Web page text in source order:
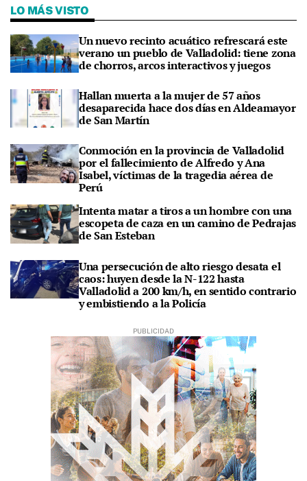
LO MÁS VISTO
Un nuevo recinto acuático refrescará este
verano un pueblo de Valladolid: tiene zona
de chorros, arcos interactivos y juegos
Hallan muerta a la mujer de 57 años
desaparecida hace dos días en Aldeamayor
de San Martín
Conmoción en la provincia de Valladolid
por el fallecimiento de Alfredo y Ana
Isabel, víctimas de la tragedia aérea de
Perú
Intenta matar a tiros a un hombre con una
escopeta de caza en un camino de Pedrajas
de San Esteban
Una persecución de alto riesgo desata el
caos: huyen desde la N-122 hasta
Valladolid a 200 km/h, en sentido contrario
y embistiendo a la Policía